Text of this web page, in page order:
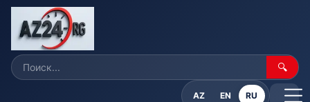
🔍
AZ EN RU